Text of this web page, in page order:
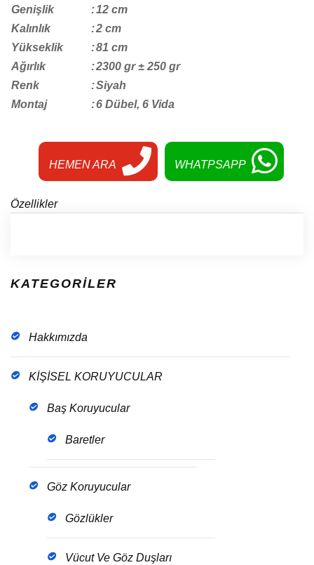
KATEGORİLER
Hakkımızda
KİŞİSEL KORUYUCULAR
Baş Koruyucular
Baretler
Göz Koruyucular
Gözlükler
Vücut Ve Göz Duşları
Genişlik
:12 cm
Kalınlık
:2 cm
Yükseklik
:81 cm
Ağırlık
:2300 gr ± 250 gr
Renk
:Siyah
Montaj
:6 Dübel, 6 Vida
HEMEN ARA WHATPSAPP
Özellikler